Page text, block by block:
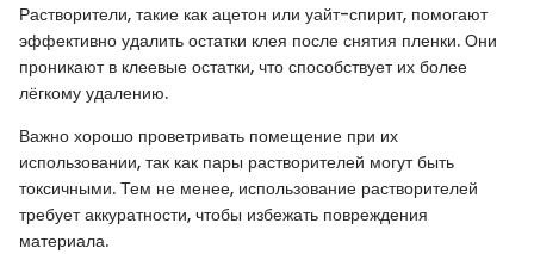
Растворители, такие как ацетон или уайт-спирит, помогают
эффективно удалить остатки клея после снятия пленки. Они
проникают в клеевые остатки, что способствует их более
лёгкому удалению.
Важно хорошо проветривать помещение при их
использовании, так как пары растворителей могут быть
токсичными. Тем не менее, использование растворителей
требует аккуратности, чтобы избежать повреждения
материала.